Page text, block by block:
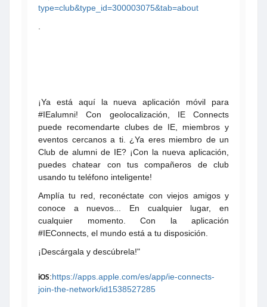
type=club&type_id=300003075&tab=about
¡Ya está aquí la nueva aplicación móvil para
#IEalumni! Con geolocalización, IE Connects
puede recomendarte clubes de IE, miembros y
eventos cercanos a ti. ¿Ya eres miembro de un
Club de alumni de IE? ¡Con la nueva aplicación,
puedes chatear con tus compañeros de club
usando tu teléfono inteligente!
Amplía tu red, reconéctate con viejos amigos y
conoce a nuevos... En cualquier lugar, en
cualquier momento. Con la aplicación
#IEConnects, el mundo está a tu disposición.
¡Descárgala y descúbrela!"
iOS:https://apps.apple.com/es/app/ie-connects-
join-the-network/id1538527285